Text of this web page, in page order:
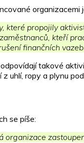
organizacemi
které propojily
kteří
finančních
takové
uhlí, ropy a plynu
se píše: